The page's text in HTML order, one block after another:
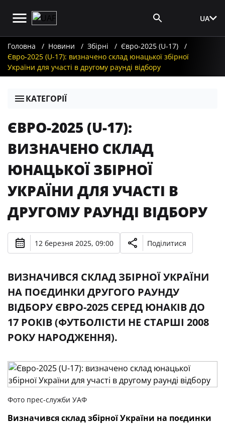
UA
Головна Новини Збірні
Євро-2025 (U-17)
Євро-2025 (U-17): визначено склад юнацької збірної
України для участі в другому раунді відбору
КАТЕГОРІЇ
ЄВРО-2025 (U-17):
ВИЗНАЧЕНО СКЛАД
ЮНАЦЬКОЇ ЗБІРНОЇ
УКРАЇНИ ДЛЯ УЧАСТІ В
ДРУГОМУ РАУНДІ ВІДБОРУ
12 березня 2025, 09:00 Поділитися
ВИЗНАЧИВСЯ СКЛАД ЗБІРНОЇ УКРАЇНИ
НА ПОЄДИНКИ ДРУГОГО РАУНДУ
ВІДБОРУ ЄВРО-2025 СЕРЕД ЮНАКІВ ДО
17 РОКІВ (ФУТБОЛІСТИ НЕ СТАРШІ 2008
РОКУ НАРОДЖЕННЯ).
Фото прес-служби УАФ
Визначився склад збірної України на поєдинки